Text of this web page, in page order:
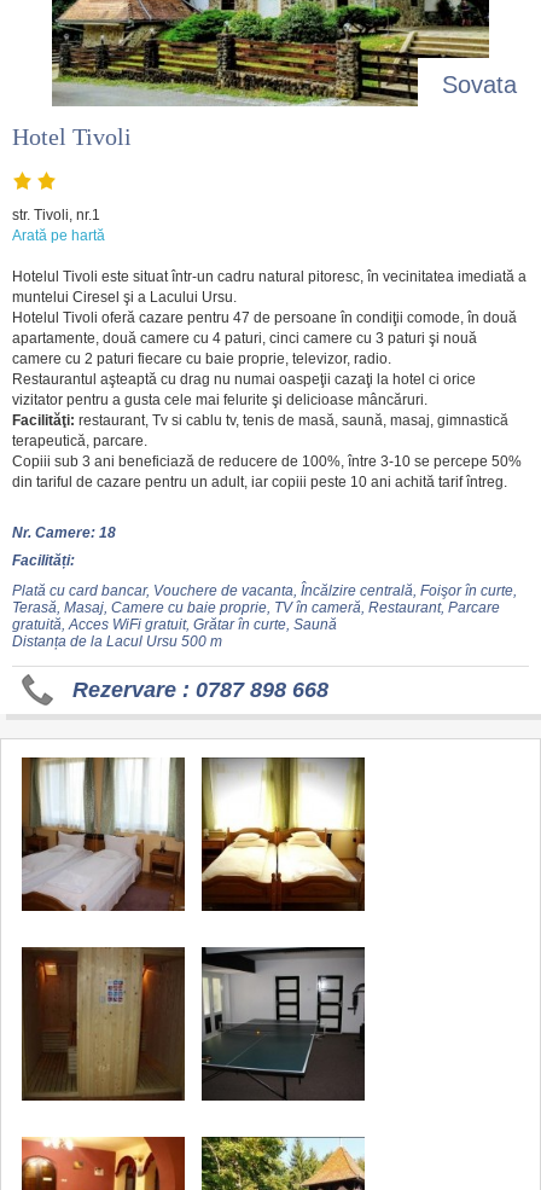
Sovata
Hotel Tivoli
str. Tivoli, nr.1
Arată pe hartă
Hotelul Tivoli este situat într-un cadru natural pitoresc, în vecinitatea imediată a
muntelui Ciresel şi a Lacului Ursu.
Hotelul Tivoli oferă cazare pentru 47 de persoane în condiţii comode, în două
apartamente, două camere cu 4 paturi, cinci camere cu 3 paturi şi nouă
camere cu 2 paturi fiecare cu baie proprie, televizor, radio.
Restaurantul aşteaptă cu drag nu numai oaspeţii cazaţi la hotel ci orice
vizitator pentru a gusta cele mai felurite şi delicioase mâncăruri.
Facilităţi: restaurant, Tv si cablu tv, tenis de masă, saună, masaj, gimnastică
terapeutică, parcare.
Copiii sub 3 ani beneficiază de reducere de 100%, între 3-10 se percepe 50%
din tariful de cazare pentru un adult, iar copiii peste 10 ani achită tarif întreg.
Nr. Camere: 18
Facilități:
Plată cu card bancar, Vouchere de vacanta, Încălzire centrală, Foişor în curte,
Terasă, Masaj, Camere cu baie proprie, TV în cameră, Restaurant, Parcare
gratuită, Acces WiFi gratuit, Grătar în curte, Saună
Distanța de la Lacul Ursu 500 m
Rezervare : 0787 898 668